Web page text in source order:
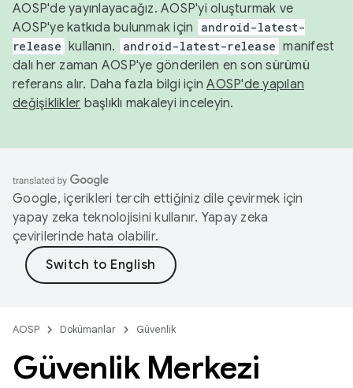
AOSP'de yayınlayacağız. AOSP'yi oluşturmak ve
AOSP'ye katkıda bulunmak için
android-latest-
release kullanın. android-latest-release manifest
dalı her zaman AOSP'ye gönderilen en son sürümü
referans alır. Daha fazla bilgi içinAOSP'de yapılan
değişiklikler başlıklı makaleyi inceleyin.
Google, içerikleri tercih ettiğiniz dile çevirmek için
yapay zeka teknolojisini kullanır. Yapay zeka
çevirilerinde hata olabilir.
AOSP Dokümanlar Güvenlik
Güvenlik Merkezi